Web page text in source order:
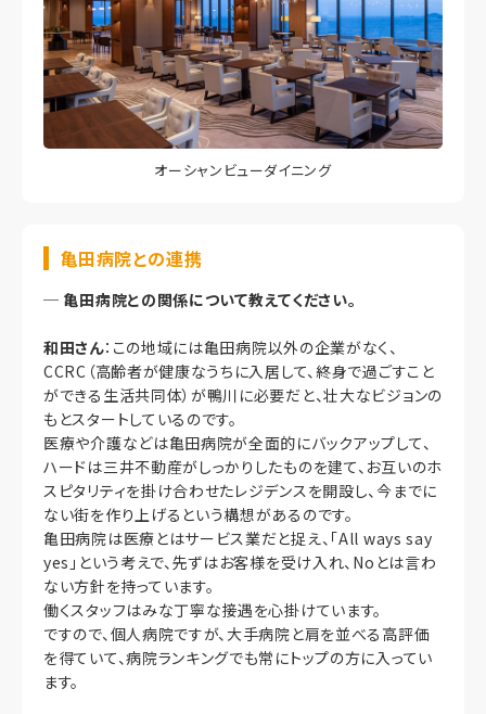
オーシャンビューダイニング
亀田病院との連携
─ 亀田病院との関係について教えてください。
和田さん：この地域には亀田病院以外の企業がなく、
CCRC（高齢者が健康なうちに入居して、終身で過ごすこと
ができる生活共同体）が鴨川に必要だと、壮大なビジョンの
もとスタートしているのです。
医療や介護などは亀田病院が全面的にバックアップして、
ハードは三井不動産がしっかりしたものを建て、お互いのホ
スピタリティを掛け合わせたレジデンスを開設し、今までに
ない街を作り上げるという構想があるのです。
亀田病院は医療とはサービス業だと捉え、「All ways say
yes」という考えで、先ずはお客様を受け入れ、Noとは言わ
ない方針を持っています。
働くスタッフはみな丁寧な接遇を心掛けています。
ですので、個人病院ですが、大手病院と肩を並べる高評価
を得ていて、病院ランキングでも常にトップの方に入ってい
ます。